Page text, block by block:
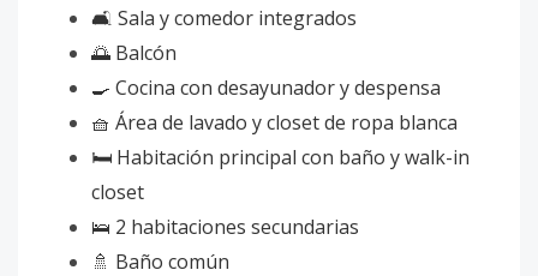
🛋️ Sala y comedor integrados
🌅 Balcón
🍳 Cocina con desayunador y despensa
🧺 Área de lavado y closet de ropa blanca
🛏️ Habitación principal con baño y walk-in
closet
🛌 2 habitaciones secundarias
🚿 Baño común